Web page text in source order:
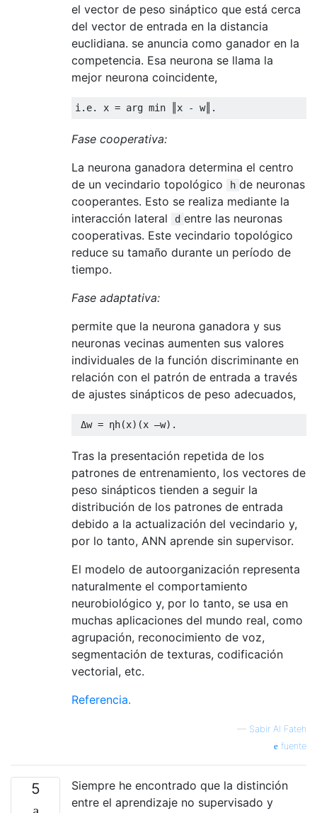
el vector de peso sináptico que está cerca
del vector de entrada en la distancia
euclidiana. se anuncia como ganador en la
competencia. Esa neurona se llama la
mejor neurona coincidente,
Fase cooperativa:
La neurona ganadora determina el centro
de un vecindario topológico
h de neuronas
cooperantes. Esto se realiza mediante la
interacción lateral
d entre las neuronas
cooperativas. Este vecindario topológico
reduce su tamaño durante un período de
tiempo.
Fase adaptativa:
permite que la neurona ganadora y sus
neuronas vecinas aumenten sus valores
individuales de la función discriminante en
relación con el patrón de entrada a través
de ajustes sinápticos de peso adecuados,
Tras la presentación repetida de los
patrones de entrenamiento, los vectores de
peso sinápticos tienden a seguir la
distribución de los patrones de entrada
debido a la actualización del vecindario y,
por lo tanto, ANN aprende sin supervisor.
El modelo de autoorganización representa
naturalmente el comportamiento
neurobiológico y, por lo tanto, se usa en
muchas aplicaciones del mundo real, como
agrupación, reconocimiento de voz,
segmentación de texturas, codificación
vectorial, etc.
Referencia.
— Sabir Al Fateh
fuente
5
Siempre he encontrado que la distinción
entre el aprendizaje no supervisado y